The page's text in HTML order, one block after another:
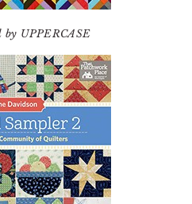
by UPPERCASE